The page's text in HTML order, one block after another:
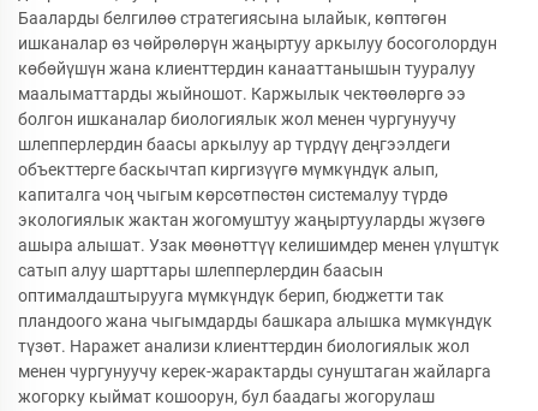
Бааларды белгилөө стратегиясына ылайык, көптөгөн
ишканалар өз чөйрөлөрүн жаңыртуу аркылуу босоголордун
көбөйүшүн жана клиенттердин канааттанышын тууралуу
маалыматтарды жыйношот. Каржылык чектөөлөргө ээ
болгон ишканалар биологиялык жол менен чургунуучу
шлепперлердин баасы аркылуу ар түрдүү деңгээлдеги
объекттерге баскычтап киргизүүгө мүмкүндүк алып,
капиталга чоң чыгым көрсөтпөстөн системалуу түрдө
экологиялык жактан жогомуштуу жаңыртууларды жүзөгө
ашыра алышат. Узак мөөнөттүү келишимдер менен үлүштүк
сатып алуу шарттары шлепперлердин баасын
оптималдаштырууга мүмкүндүк берип, бюджетти так
пландоого жана чыгымдарды башкара алышка мүмкүндүк
түзөт. Наражет анализи клиенттердин биологиялык жол
менен чургунуучу керек-жарактарды сунуштаган жайларга
жогорку кыймат кошоорун, бул баадагы жогорулаш